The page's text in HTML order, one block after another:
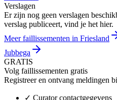
Verslagen
Er zijn nog geen verslagen
verslag publiceert, vind je het hier.
Meer faillissementen in Friesland
Jubbega
GRATIS
Volg faillissementen gratis
Registreer en ontvang meldingen
✓ Curator contactgegevens